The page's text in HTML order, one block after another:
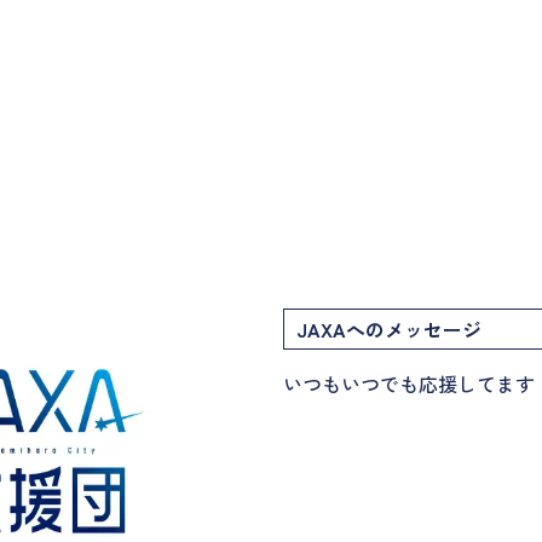
JAXAへのメッセージ
いつもいつでも応援してます